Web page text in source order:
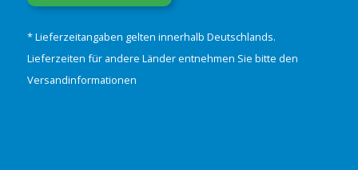
* Lieferzeitangaben gelten innerhalb Deutschlands.
Lieferzeiten für andere Länder entnehmen Sie bitte den
Versandinformationen